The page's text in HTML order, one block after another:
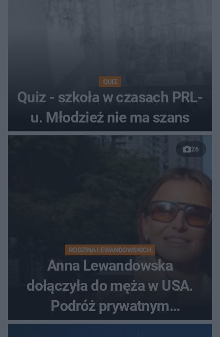
QUIZ
Quiz - szkoła w czasach PRL-
u. Młodzież nie ma szans
26
RODZINA LEWANDOWSKICH
Anna Lewandowska
dołączyła do męża w USA.
Podróż prywatnym
odrzutowcem to dopiero